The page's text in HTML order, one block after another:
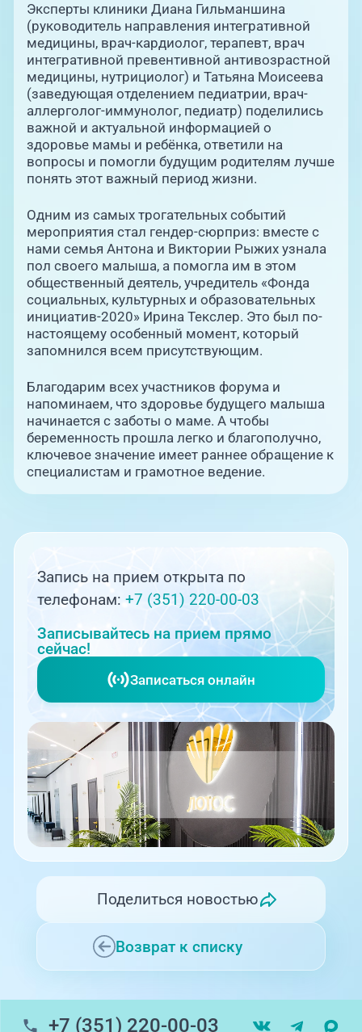
Эксперты клиники Диана Гильманшина
(руководитель направления интегративной
медицины, врач-кардиолог, терапевт, врач
интегративной превентивной антивозрастной
медицины, нутрициолог) и Татьяна Моисеева
(заведующая отделением педиатрии, врач-
аллерголог-иммунолог, педиатр) поделились
важной и актуальной информацией о
здоровье мамы и ребёнка, ответили на
вопросы и помогли будущим родителям лучше
понять этот важный период жизни.
Одним из самых трогательных событий
мероприятия стал гендер-сюрприз: вместе с
нами семья Антона и Виктории Рыжих узнала
пол своего малыша, а помогла им в этом
общественный деятель, учредитель «Фонда
социальных, культурных и образовательных
инициатив-2020» Ирина Текслер. Это был по-
настоящему особенный момент, который
запомнился всем присутствующим.
Благодарим всех участников форума и
напоминаем, что здоровье будущего малыша
начинается с заботы о маме. А чтобы
беременность прошла легко и благополучно,
ключевое значение имеет раннее обращение к
специалистам и грамотное ведение.
Запись на прием открыта по
телефонам:+7 (351) 220-00-03
Записывайтесь на прием прямо
сейчас!
Записаться онлайн
Возврат к списку
Поделиться новостью
+7 (351) 220-00-03